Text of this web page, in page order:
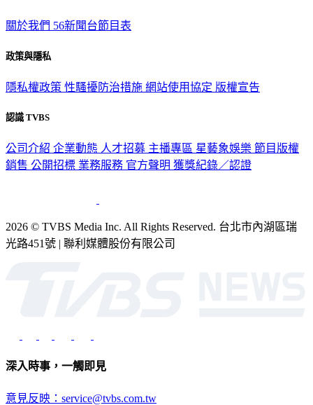
關於我們 56新聞台節目表
政策與隱私
隱私權政策 性騷擾防治措施 網站使用協定 版權宣告
認識 TVBS
公司介紹 企業動態 人才招募 主播專區 星藝象娛樂 節目版權
銷售 公開招標 業務服務 官方聲明 獲獎紀錄／認證
2026 © TVBS Media Inc. All Rights Reserved. 台北市內湖區瑞
光路451號 | 聯利媒體股份有限公司
深入時事，一觸即見
意見反映：service@tvbs.com.tw